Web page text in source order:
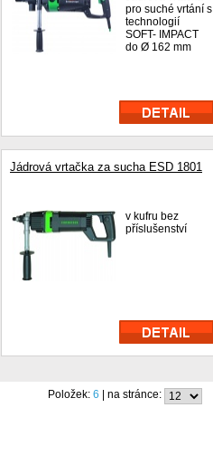
pro suché vrtání s
technologií
SOFT- IMPACT
do Ø 162 mm
Jádrová vrtačka za sucha ESD 1801
v kufru bez
příslušenství
Položek: 6 | na stránce: